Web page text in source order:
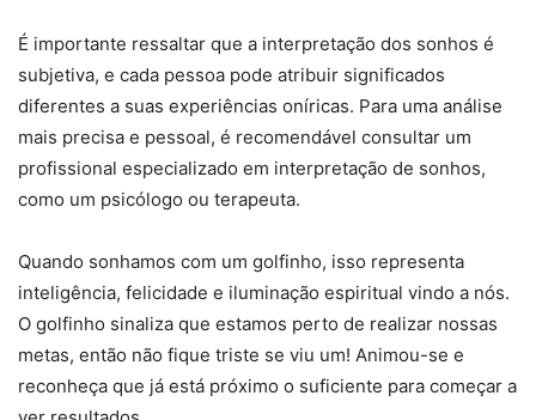
É importante ressaltar que a interpretação dos sonhos é
subjetiva, e cada pessoa pode atribuir significados
diferentes a suas experiências oníricas. Para uma análise
mais precisa e pessoal, é recomendável consultar um
profissional especializado em interpretação de sonhos,
como um psicólogo ou terapeuta.
Quando sonhamos com um golfinho, isso representa
inteligência, felicidade e iluminação espiritual vindo a nós.
O golfinho sinaliza que estamos perto de realizar nossas
metas, então não fique triste se viu um! Animou-se e
reconheça que já está próximo o suficiente para começar a